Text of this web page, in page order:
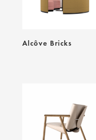
Alcôve Bricks